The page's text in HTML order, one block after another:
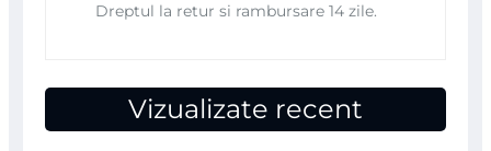
Dreptul la retur si rambursare 14 zile.
Vizualizate recent